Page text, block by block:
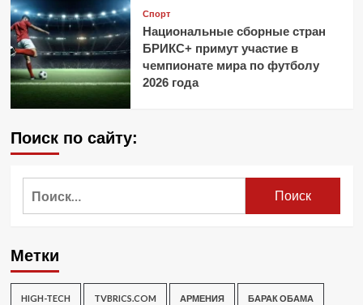
Спорт
Национальные сборные стран
БРИКС+ примут участие в
чемпионате мира по футболу
2026 года
Поиск по сайту:
Метки
HIGH-TECH TVBRICS.COM АРМЕНИЯ БАРАК ОБАМА